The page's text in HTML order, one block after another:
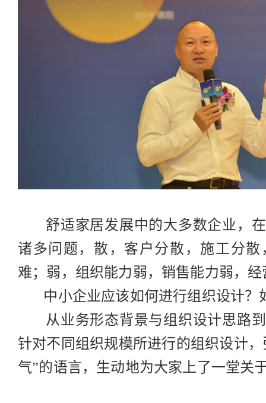
舒适家居发展中的大多数企业，在
诸多问题，散，客户分散，施工分
难；弱，组织能力弱，销售能力弱，
中小企业应该如何进行组织设计？
从业务形态背景与组织设计思路到
针对不同组织规模所进行的组织设计
气”的语言，生动地为大家上了一堂关